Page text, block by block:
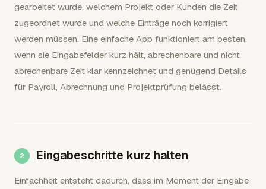
gearbeitet wurde, welchem Projekt oder Kunden die Zeit
zugeordnet wurde und welche Einträge noch korrigiert
werden müssen. Eine einfache App funktioniert am besten,
wenn sie Eingabefelder kurz hält, abrechenbare und nicht
abrechenbare Zeit klar kennzeichnet und genügend Details
für Payroll, Abrechnung und Projektprüfung belässt.
Eingabeschritte kurz halten
Einfachheit entsteht dadurch, dass im Moment der Eingabe